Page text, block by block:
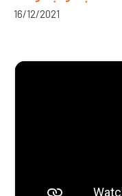
16/12/2021